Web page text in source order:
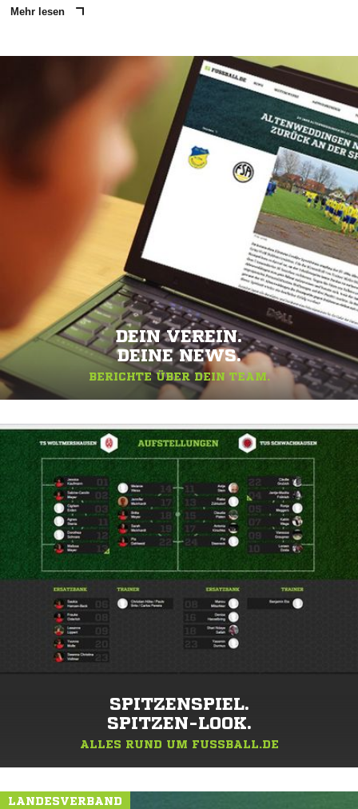
Mehr lesen
DEIN VEREIN.
DEINE NEWS.
BERICHTE ÜBER DEIN TEAM.
SPITZENSPIEL.
SPITZEN-LOOK.
ALLES RUND UM FUSSBALL.DE
LANDESVERBAND